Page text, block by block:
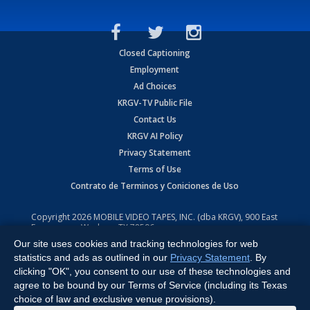
Closed Captioning
Employment
Ad Choices
KRGV-TV Public File
Contact Us
KRGV AI Policy
Privacy Statement
Terms of Use
Contrato de Terminos y Coniciones de Uso
Copyright2026 MOBILE VIDEO TAPES, INC. (dba KRGV), 900 East
Expressway, Weslaco, TX 78596.
All Rights Reserved. Powered by:Ruby Shore Software
Our site uses cookies and tracking technologies for web
statistics and ads as outlined in our Privacy Statement . By
clicking "OK", you consent to our use of these technologies and
agree to be bound by our Terms of Service (including its Texas
choice of law and exclusive venue provisions).